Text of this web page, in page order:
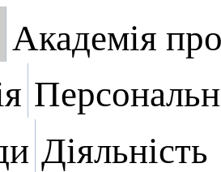
Академія
Діяльність